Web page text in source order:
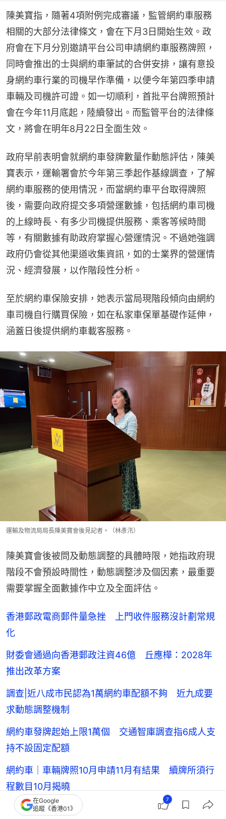
陳美寶指，隨著4項附例完成審議，監管網約車服務
相關的大部分法律條文，會在下月3日開始生效。政
府會在下月分別邀請平台公司申請網約車服務牌照，
同時會推出的士與網約車筆試的合併安排，讓有意投
身網約車行業的司機早作準備，以便今年第四季申請
車輛及司機許可證。如一切順利，首批平台牌照預計
會在今年11月底起，陸續發出。而監管平台的法律條
文，將會在明年8月22日全面生效。
政府早前表明會就網約車發牌數量作動態評估，陳美
寶表示，運輸署會於今年第三季起作基線調查，了解
網約車服務的使用情況，而當網約車平台取得牌照
後，需要向政府提交多項營運數據，包括網約車司機
的上線時長、有多少司機提供服務、乘客等候時間
等，有關數據有助政府掌握心營運情況。不過她強調
政府仍會從其他渠道收集資訊，如的士業界的營運情
況、經濟發展，以作階段性分析。
至於網約車保險安排，她表示當局現階段傾向由網約
車司機自行購買保險，如在私家車保單基礎作延伸，
涵蓋日後提供網約車載客服務。
運輸及物流局局長陳美寶會後見記者。（林彥汛）
陳美寶會後被問及動態調整的具體時限，她指政府現
階段不會預設時間性，動態調整涉及個因素，最重要
需要掌握全面數據作中立及全面評估。
香港郵政電商郵件量急挫 上門收件服務沒計劃常規
化
財委會通過向香港郵政注資46億 丘應樺：2028年
推出改革方案
調查|近八成市民認為1萬網約車配額不夠 近九成要
求動態調整機制
網約車發牌起始上限1萬個 交通智庫調查指6成人支
持不設固定配額
網約車｜車輛牌照10月申請11月有結果 續牌所須行
程數目10月揭曉
網約車載客須貼標識 議員憂條文欠清晰 陳美寶：
在Google
追蹤《香港01》
7